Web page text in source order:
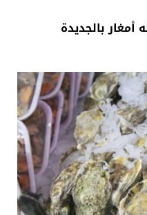
بالجديدة